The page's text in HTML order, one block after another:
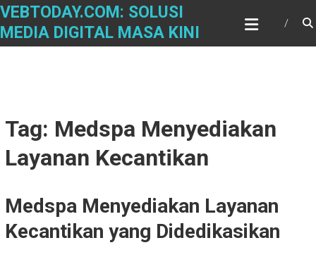
Skip
content
VEBTODAY.COM: SOLUSI
MEDIA DIGITAL MASA KINI
Tag: Medspa Menyediakan
Layanan Kecantikan
Medspa Menyediakan Layanan
Kecantikan yang Didedikasikan